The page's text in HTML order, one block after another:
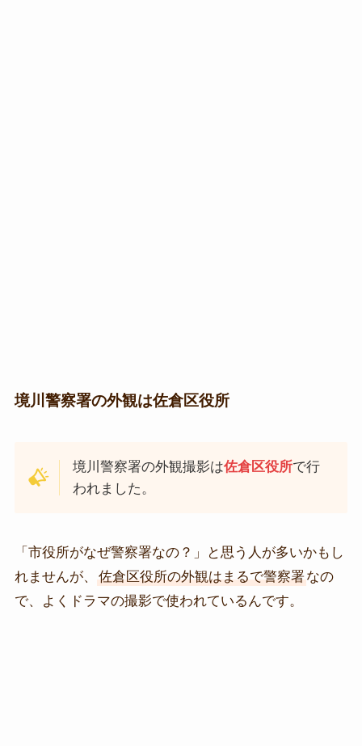
境川警察署の外観は佐倉区役所
境川警察署の外観撮影は佐倉区役所で行
われました。
「市役所がなぜ警察署なの？」と思う人が多いかもし
れませんが、
佐倉区役所の外観はまるで警察署なの
で、よくドラマの撮影で使われているんです。